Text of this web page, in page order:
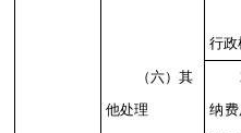
（六）其
他处理
行政
纳